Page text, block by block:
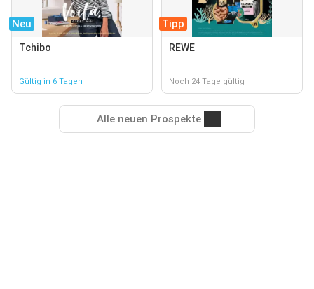
Neu
Tchibo
Gültig in 6 Tagen
Tipp
REWE
Noch 24 Tage gültig
Alle neuen Prospekte